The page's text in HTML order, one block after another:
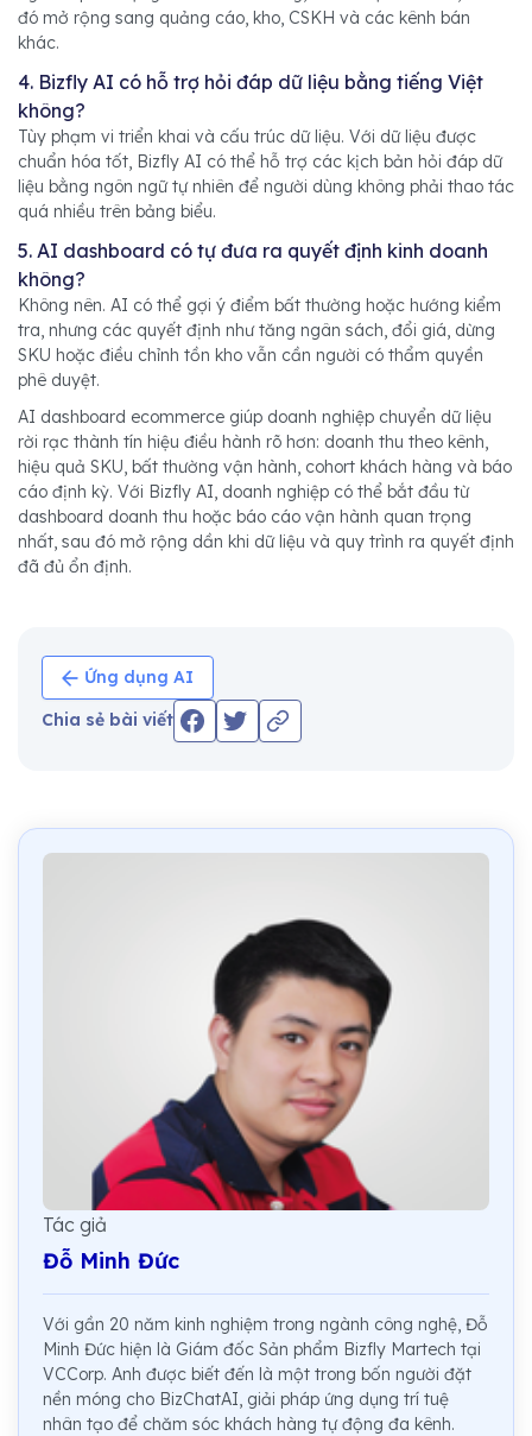
đó mở rộng sang quảng cáo, kho, CSKH và các kênh bán
khác.
4. Bizfly AI có hỗ trợ hỏi đáp dữ liệu bằng tiếng Việt
không?
Tùy phạm vi triển khai và cấu trúc dữ liệu. Với dữ liệu được
chuẩn hóa tốt, Bizfly AI có thể hỗ trợ các kịch bản hỏi đáp dữ
liệu bằng ngôn ngữ tự nhiên để người dùng không phải thao tác
quá nhiều trên bảng biểu.
5. AI dashboard có tự đưa ra quyết định kinh doanh
không?
Không nên. AI có thể gợi ý điểm bất thường hoặc hướng kiểm
tra, nhưng các quyết định như tăng ngân sách, đổi giá, dừng
SKU hoặc điều chỉnh tồn kho vẫn cần người có thẩm quyền
phê duyệt.
AI dashboard ecommerce giúp doanh nghiệp chuyển dữ liệu
rời rạc thành tín hiệu điều hành rõ hơn: doanh thu theo kênh,
hiệu quả SKU, bất thường vận hành, cohort khách hàng và báo
cáo định kỳ. Với Bizfly AI, doanh nghiệp có thể bắt đầu từ
dashboard doanh thu hoặc báo cáo vận hành quan trọng
nhất, sau đó mở rộng dần khi dữ liệu và quy trình ra quyết định
đã đủ ổn định.
Ứng dụng AI
Chia sẻ bài viết
Tác giả
Đỗ Minh Đức
Với gần 20 năm kinh nghiệm trong ngành công nghệ, Đỗ
Minh Đức hiện là Giám đốc Sản phẩm Bizfly Martech tại
VCCorp. Anh được biết đến là một trong bốn người đặt
nền móng cho BizChatAI, giải pháp ứng dụng trí tuệ
nhân tạo để chăm sóc khách hàng tự động đa kênh.